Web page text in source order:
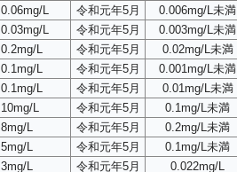
0.06mg/L 令和元年5月
0.006mg/L未満
0.03mg/L 令和元年5月
0.003mg/L未満
0.2mg/L 令和元年5月
0.02mg/L未満
0.1mg/L 令和元年5月
0.001mg/L未満
0.1mg/L 令和元年5月
0.01mg/L未満
10mg/L 令和元年5月
0.1mg/L未満
8mg/L 令和元年5月
0.2mg/L未満
5mg/L 令和元年5月
0.1mg/L未満
3mg/L 令和元年5月 0.022mg/L